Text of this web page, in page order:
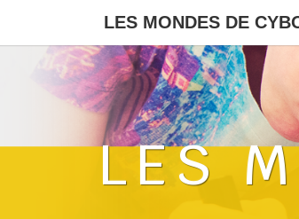
LES MONDES DE
LES